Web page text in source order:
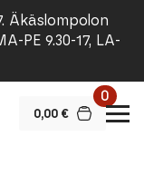
Äkäslompolon
PE 9.30-17, LA-
0,00 €
0